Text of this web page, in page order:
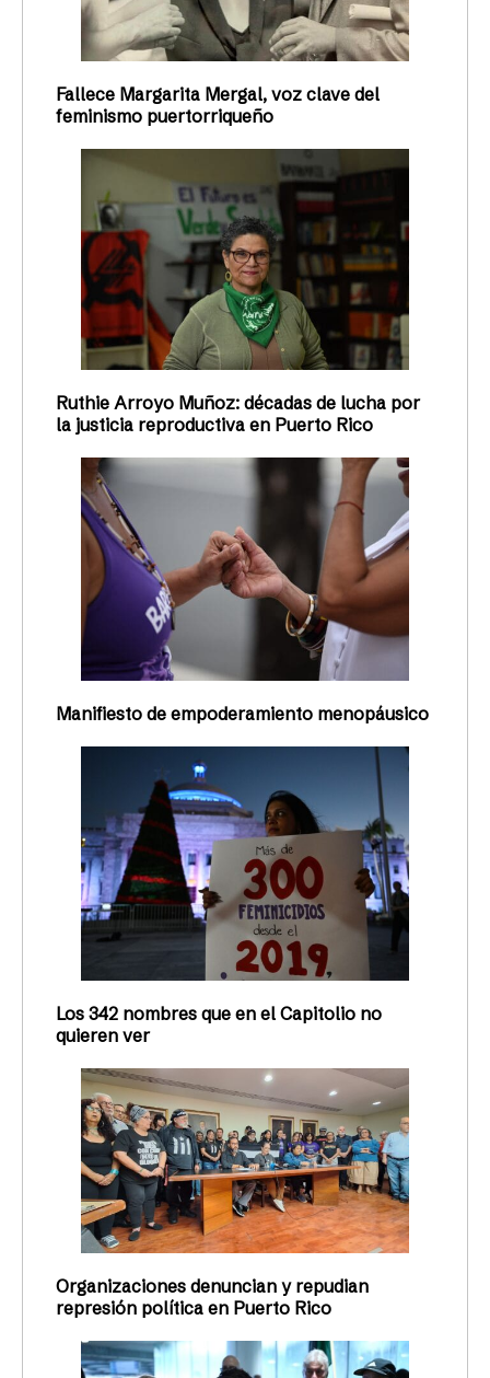
Fallece Margarita Mergal, voz clave del
feminismo puertorriqueño
Ruthie Arroyo Muñoz: décadas de lucha por
la justicia reproductiva en Puerto Rico
Manifiesto de empoderamiento menopáusico
Los 342 nombres que en el Capitolio no
quieren ver
Organizaciones denuncian y repudian
represión política en Puerto Rico